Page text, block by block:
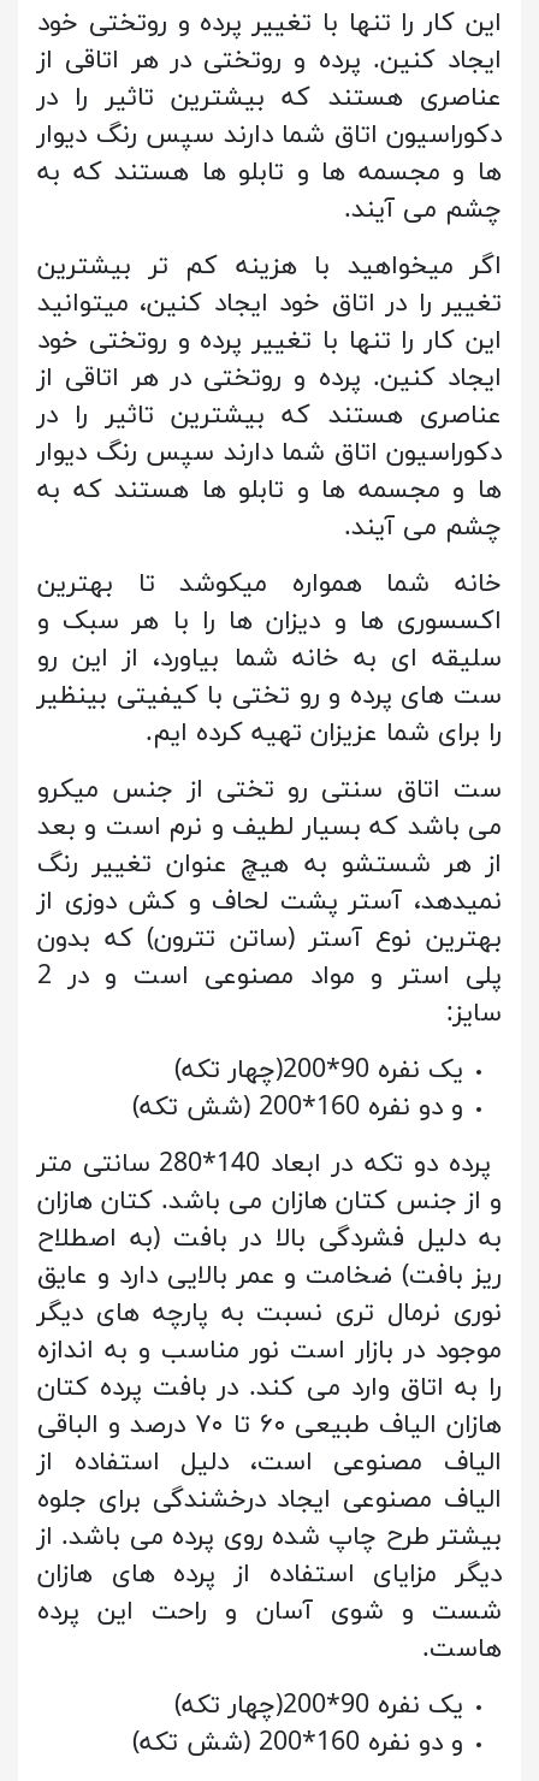
این کار را تنها با تغییر پرده و روتختی خود
ایجاد کنین. پرده و روتختی در هر اتاقی از
عناصری هستند که بیشترین تاثیر را در
دکوراسیون اتاق شما دارند سپس رنگ دیوار
ها و مجسمه ها و تابلو ها هستند که به
چشم می آیند.
اگر میخواهید با هزینه کم تر بیشترین
تغییر را در اتاق خود ایجاد کنین، میتوانید
این کار را تنها با تغییر پرده و روتختی خود
ایجاد کنین. پرده و روتختی در هر اتاقی از
عناصری هستند که بیشترین تاثیر را در
دکوراسیون اتاق شما دارند سپس رنگ دیوار
ها و مجسمه ها و تابلو ها هستند که به
چشم می آیند.
خانه شما همواره میکوشد تا بهترین
اکسسوری ها و دیزان ها را با هر سبک و
سلیقه ای به خانه شما بیاورد، از این رو
ست های پرده و رو تختی با کیفیتی بینظیر
را برای شما عزیزان تهیه کرده ایم.
ست اتاق سنتی رو تختی از جنس میکرو
می باشد که بسیار لطیف و نرم است و بعد
از هر شستشو به هیچ عنوان تغییر رنگ
نمیدهد، آستر پشت لحاف و کش دوزی از
بهترین نوع آستر (ساتن تترون) که بدون
پلی استر و مواد مصنوعی است و در 2
سایز:
یک نفره 90*200(چهار تکه)
و دو نفره 160*200 (شش تکه)
پرده دو تکه در ابعاد 140*280 سانتی متر
و از جنس کتان هازان می باشد. کتان هازان
به دلیل فشردگی بالا در بافت (به اصطلاح
ریز بافت) ضخامت و عمر بالایی دارد و عایق
نوری نرمال تری نسبت به پارچه های دیگر
موجود در بازار است نور مناسب و به اندازه
را به اتاق وارد می کند. در بافت پرده کتان
هازان الیاف طبیعی ۶۰ تا ۷۰ درصد و الباقی
الیاف مصنوعی است، دلیل استفاده از
الیاف مصنوعی ایجاد درخشندگی برای جلوه
بیشتر طرح چاپ شده روی پرده می باشد. از
دیگر مزایای استفاده از پرده های هازان
شست و شوی آسان و راحت این پرده
هاست.
یک نفره 90*200(چهار تکه)
و دو نفره 160*200 (شش تکه)